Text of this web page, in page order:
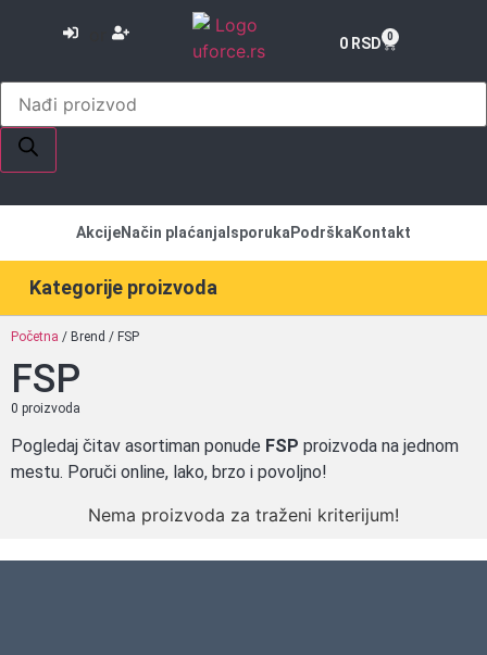
0 RSD 0
Kategorije proizvoda
AkcijeNačin plaćanja Isporuka Podrška Kontakt
Početna / Brend / FSP
FSP
0 proizvoda
Pogledaj čitav asortiman ponude FSP proizvoda na jednom
mestu. Poruči online, lako, brzo i povoljno!
Nema proizvoda za traženi kriterijum!